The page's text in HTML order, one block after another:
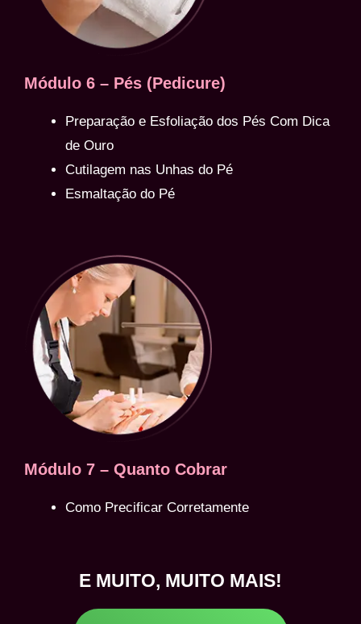
Módulo 6 – Pés (Pedicure)
Preparação e Esfoliação dos Pés Com Dica
de Ouro
Cutilagem nas Unhas do Pé
Esmaltação do Pé
Módulo 7 – Quanto Cobrar
Como Precificar Corretamente
E MUITO, MUITO MAIS!